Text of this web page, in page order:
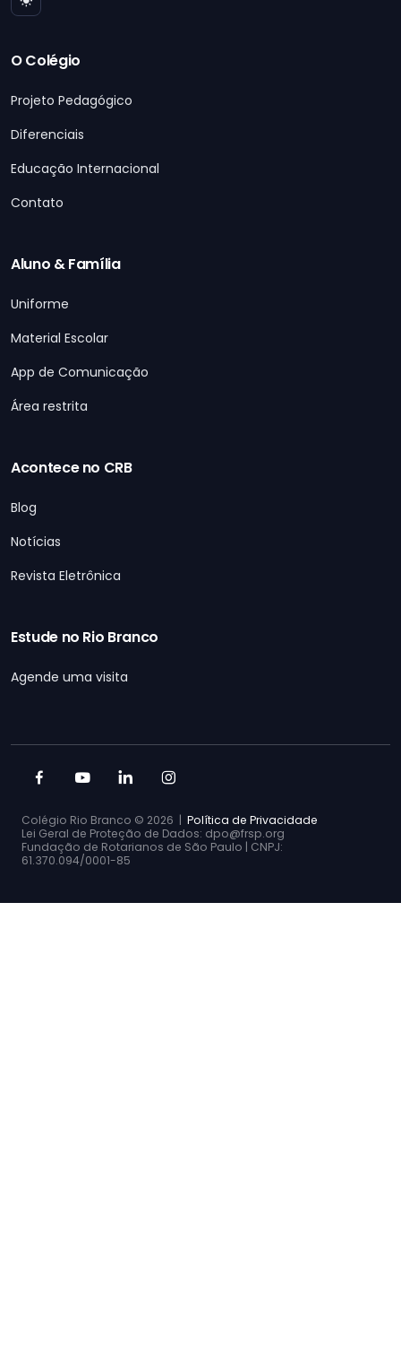
O Colégio
Projeto Pedagógico
Diferenciais
Educação Internacional
Contato
Aluno & Família
Uniforme
Material Escolar
App de Comunicação
Área restrita
Acontece no CRB
Blog
Notícias
Revista Eletrônica
Estude no Rio Branco
Agende uma visita
Colégio Rio Branco © 2026 | Política de Privacidade
Lei Geral de Proteção de Dados: dpo@frsp.org
Fundação de Rotarianos de São Paulo | CNPJ:
61.370.094/0001-85